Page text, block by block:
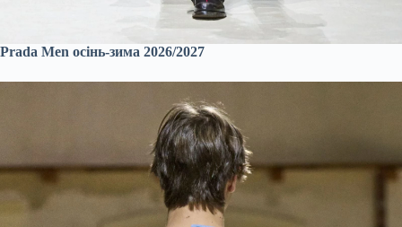
Prada Men осінь-зима 2026/2027